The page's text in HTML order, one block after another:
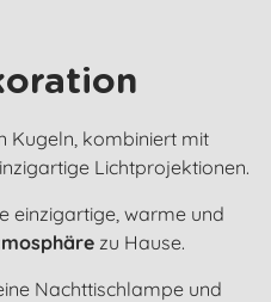
Kugeln, kombiniert mit
Lichtprojektionen.
einzigartige, warme und
zu Hause.
Nachttischlampe und